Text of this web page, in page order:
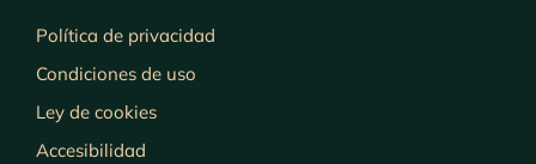
Política de privacidad
Condiciones de uso
Ley de cookies
Accesibilidad